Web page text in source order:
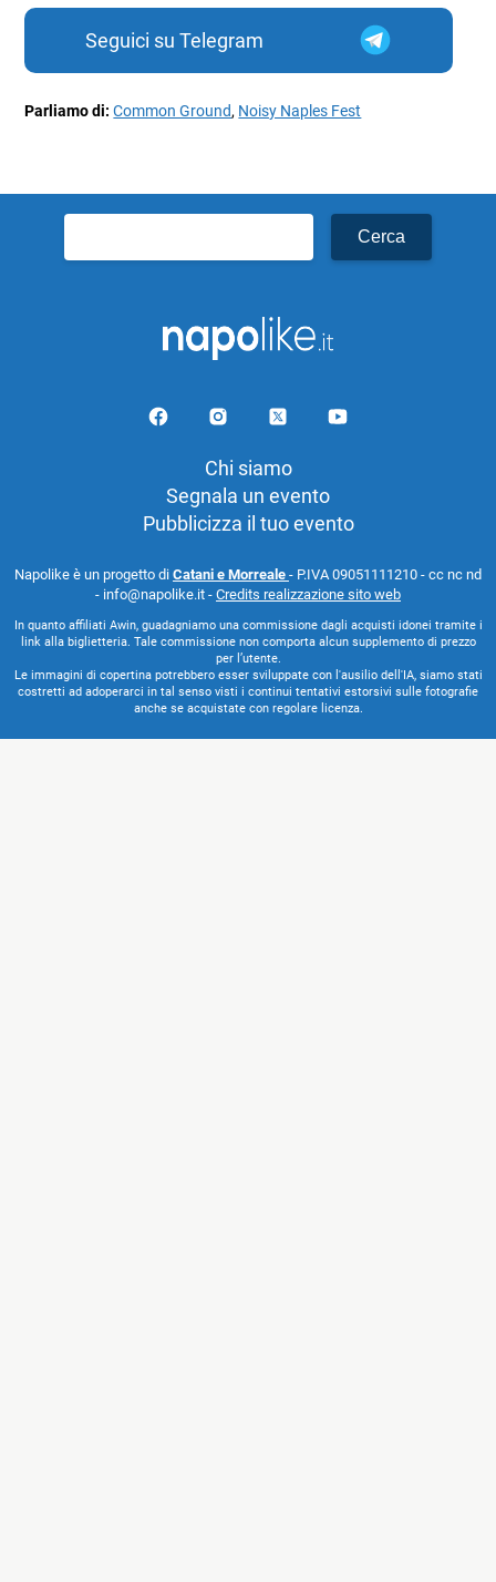
Seguici su Telegram
Parliamo di:Common Ground, Noisy Naples Fest
per:
Chi siamo
Segnala un evento
Pubblicizza il tuo evento
Napolike è un progetto di Catani e Morreale - P.IVA 09051111210 - cc nc nd
- info@napolike.it - Credits realizzazione sito web
In quanto affiliati Awin, guadagniamo una commissione dagli acquisti idonei tramite i
link alla biglietteria. Tale commissione non comporta alcun supplemento di prezzo
per l’utente.
Le immagini di copertina potrebbero esser sviluppate con l'ausilio dell'IA, siamo stati
costretti ad adoperarci in tal senso visti i continui tentativi estorsivi sulle fotografie
anche se acquistate con regolare licenza.